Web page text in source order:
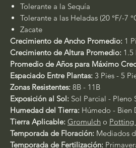
Tolerante a la Sequía
Tolerante a las Heladas (20 °F/-7
Zacate
Crecimiento de Ancho Promedio: 1
Crecimiento de Altura Promedio: 1.5
Promedio de Años para Máximo
Espaciado Entre Plantas: 3 Pies - 5
Zonas Resistentes: 8B - 11B
Exposición al Sol: Sol Parcial - Pleno
Humedad del Tierra: Húmedo - Bien
Tierra Aplicable: Gromulch o Potting
Temporada de Floración: Mediados
Temporada de Fertilización: